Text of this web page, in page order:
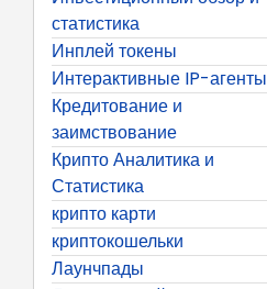
статистика
Инплей токены
Интерактивные IP-агенты
Кредитование и
заимствование
Крипто Аналитика и
Статистика
крипто карти
криптокошельки
Лаунчпады